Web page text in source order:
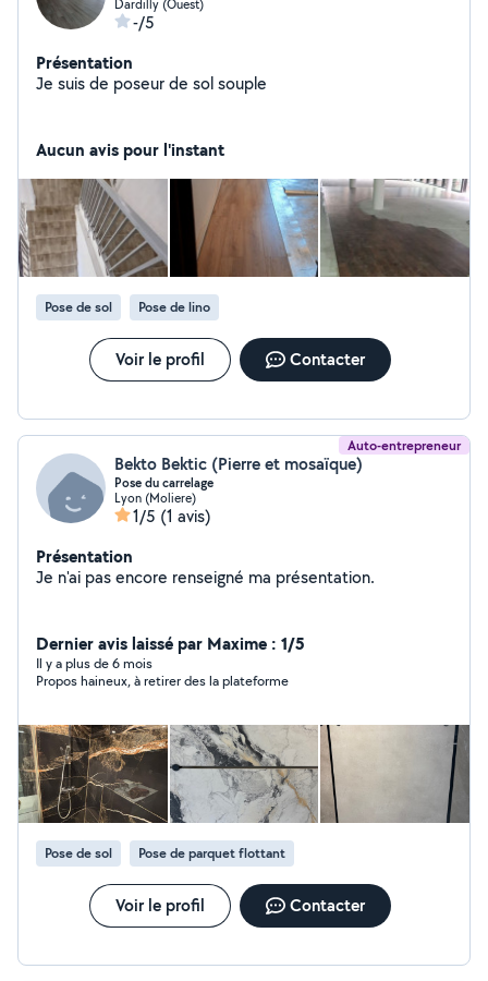
Dardilly (Ouest)
-/5
Présentation
Je suis de poseur de sol souple
Aucun avis pour l'instant
Pose de sol Pose de lino
Voir le profil Contacter
Auto-entrepreneur
Bekto Bektic (Pierre et mosaïque)
Pose du carrelage
Lyon (Moliere)
1/5 (1 avis)
Présentation
Je n'ai pas encore renseigné ma présentation.
Dernier avis laissé par Maxime : 1/5
Il y a plus de 6 mois
Propos haineux, à retirer des la plateforme
Pose de sol Pose de parquet flottant
Voir le profil Contacter